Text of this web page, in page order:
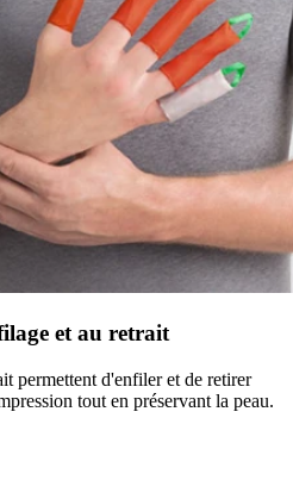
et au retrait
permettent d'enfiler et de retirer
tout en préservant la peau.